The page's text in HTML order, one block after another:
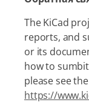
The KiCad
reports, and
or its
how to
please see
https://